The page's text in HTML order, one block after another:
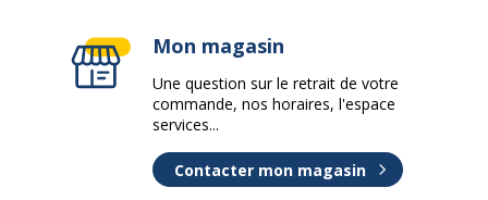
Mon magasin
Une question sur le retrait de votre
commande, nos horaires, l'espace
services...
Contacter mon magasin